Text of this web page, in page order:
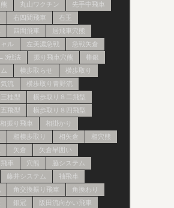
丸山ワクチン
先手中飛車
右四間飛車
右玉
四間飛車
居飛車穴熊
ル
左美濃急戦
急戦矢倉
戦法
振り飛車穴熊
棒銀
横歩取らせ
横歩取り
流
横歩取り青野流
桂型
横歩取り８二飛型
飛型
横歩取り８四飛型
相振り飛車
相掛かり
相横歩取り 相矢倉
相穴熊
矢倉
矢倉早囲い
車
穴熊
脇システム
藤井システム
袖飛車
角交換振り飛車
角換わり
銀冠
阪田流向かい飛車